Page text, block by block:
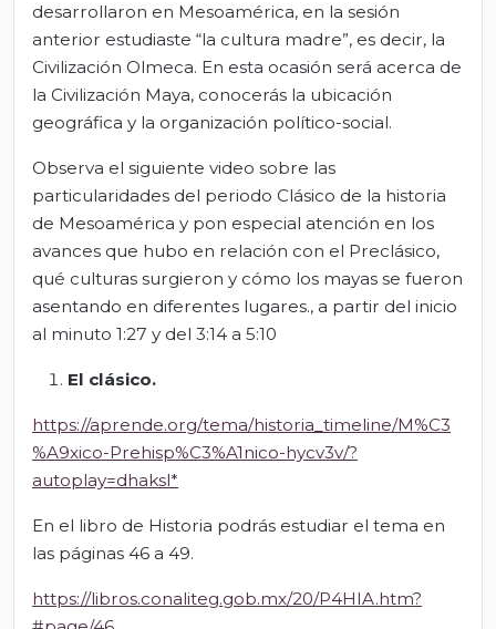
desarrollaron en Mesoamérica, en la sesión
anterior estudiaste “la cultura madre”, es decir, la
Civilización Olmeca. En esta ocasión será acerca de
la Civilización Maya, conocerás la ubicación
geográfica y la organización político-social.
Observa el siguiente video sobre las
particularidades del periodo Clásico de la historia
de Mesoamérica y pon especial atención en los
avances que hubo en relación con el Preclásico,
qué culturas surgieron y cómo los mayas se fueron
asentando en diferentes lugares., a partir del inicio
al minuto 1:27 y del 3:14 a 5:10
El clásico.
https://aprende.org/tema/historia_timeline/M%C3
%A9xico-Prehisp%C3%A1nico-hycv3v/?
autoplay=dhaksl*
En el libro de Historia podrás estudiar el tema en
las páginas 46 a 49.
https://libros.conaliteg.gob.mx/20/P4HIA.htm?